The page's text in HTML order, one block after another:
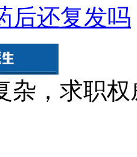
后还复发吗
杂，求职